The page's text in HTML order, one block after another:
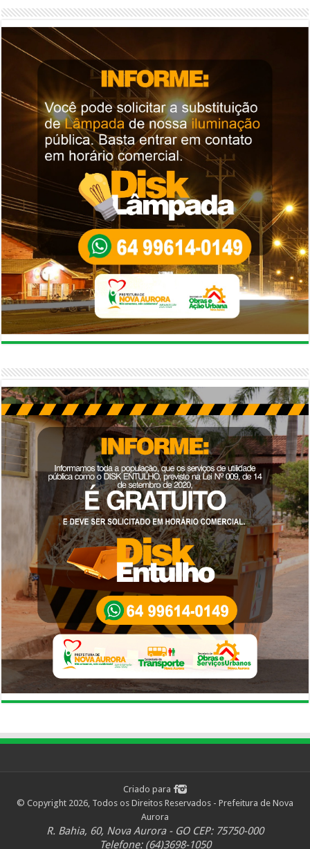
Criado para
© Copyright 2026, Todos os Direitos Reservados - Prefeitura de Nova
Aurora
R. Bahia, 60, Nova Aurora - GO CEP: 75750-000
Telefone: (64)3698-1050